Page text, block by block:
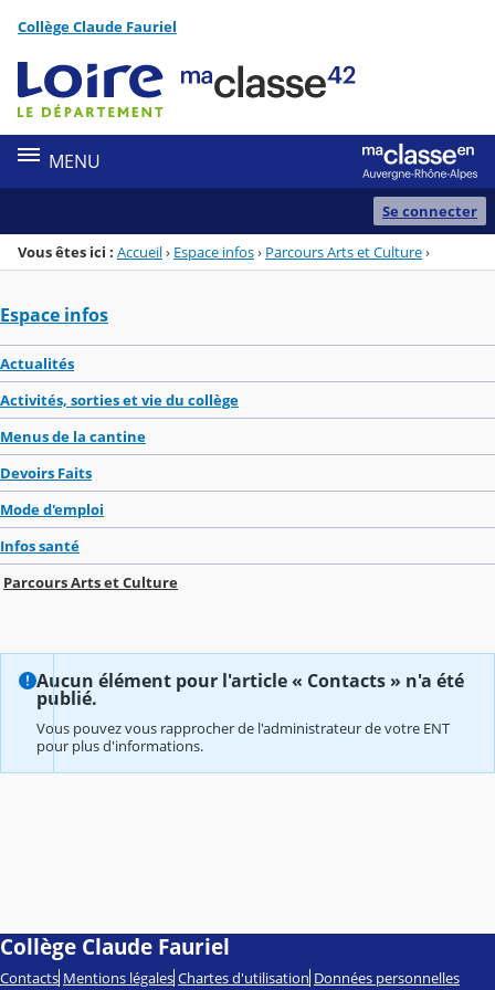
Menu de la rubrique
Contenu
Collège Claude Fauriel
MENU
Se connecter
Vous êtes ici : Accueil› Espace infos› Parcours Arts et Culture›
Espace infos
Actualités
Activités, sorties et vie du collège
Menus de la cantine
Devoirs Faits
Mode d'emploi
Infos santé
Parcours Arts et Culture
Aucun élément pour l'article « Contacts » n'a été
publié.
Vous pouvez vous rapprocher de l'administrateur de votre ENT
pour plus d'informations.
Collège Claude Fauriel
Contacts Mentions légales Chartes d'utilisation Données personnelles